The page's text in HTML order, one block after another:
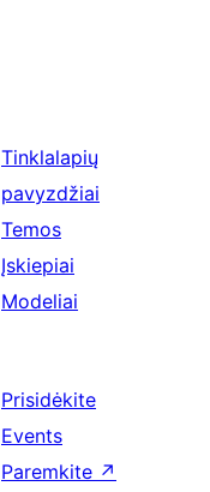
Tinklalapių
pavyzdžiai
Temos
Įskiepiai
Modeliai
Prisidėkite
Events
Paremkite ↗